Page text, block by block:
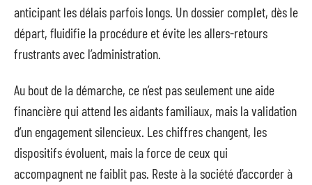
anticipant les délais parfois longs. Un dossier complet, dès le
départ, fluidifie la procédure et évite les allers-retours
frustrants avec l’administration.
Au bout de la démarche, ce n’est pas seulement une aide
financière qui attend les aidants familiaux, mais la validation
d’un engagement silencieux. Les chiffres changent, les
dispositifs évoluent, mais la force de ceux qui
accompagnent ne faiblit pas. Reste à la société d’accorder à